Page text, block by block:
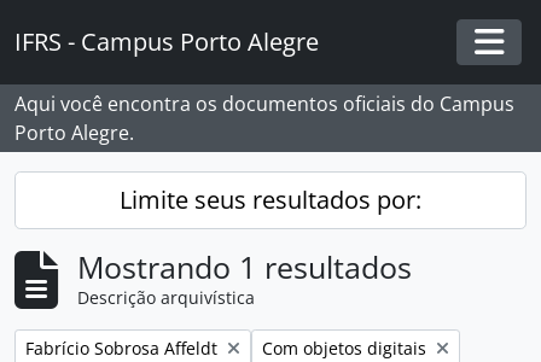
IFRS - Campus Porto Alegre
Aqui você encontra os documentos oficiais do Campus
Porto Alegre.
Limite seus resultados por:
Mostrando 1 resultados
Descrição arquivística
Remover filtro:
Fabrício Sobrosa Affeldt Remover filtro:
Com objetos digitais